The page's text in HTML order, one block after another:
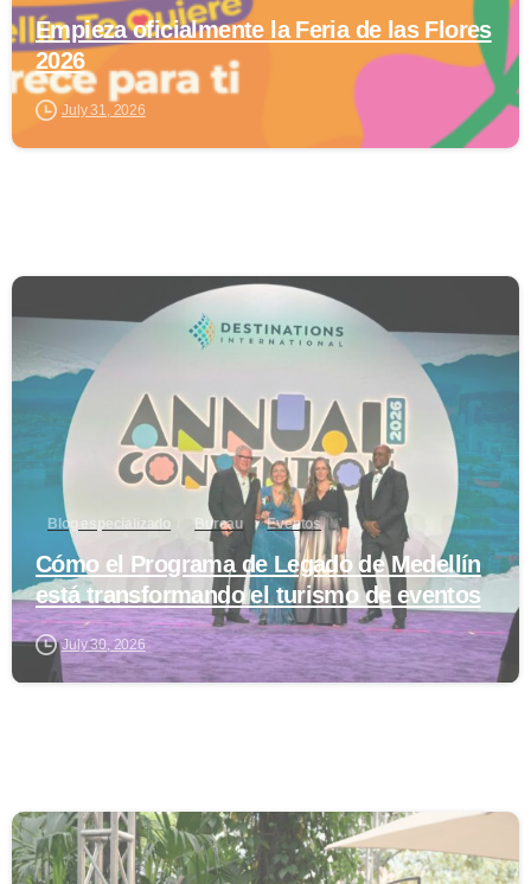
Empieza oficialmente la Feria de las Flores
2026
July 31, 2026
Blog especializado Bureau Eventos
Cómo el Programa de Legado de Medellín
está transformando el turismo de eventos
July 30, 2026